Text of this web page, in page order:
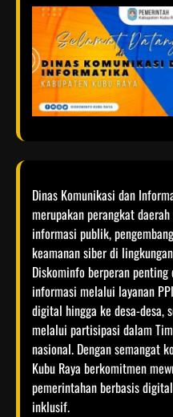
Dinas Komunikasi dan
merupakan perangkat
informasi publik,
keamanan siber di
Diskominfo berperan
informasi melalui layanan
digital hingga ke desa-desa,
melalui partisipasi dalam
nasional. Dengan semangat
Kubu Raya berkomitmen
pemerintahan berbasis
inklusif.​